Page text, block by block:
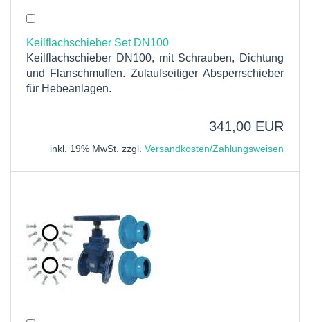
Keilflachschieber Set DN100
Keilflachschieber DN100, mit Schrauben, Dichtung
und Flanschmuffen. Zulaufseitiger Absperrschieber
für Hebeanlagen.
341,00 EUR
inkl. 19% MwSt. zzgl. Versandkosten/Zahlungsweisen